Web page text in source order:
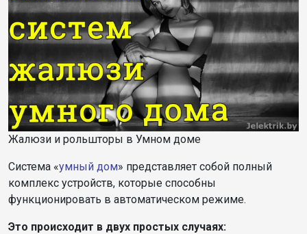
Жалюзи и рольшторы в Умном доме
Система «умный дом» представляет собой полный
комплекс устройств, которые способны
функционировать в автоматическом режиме.
Это происходит в двух простых случаях: